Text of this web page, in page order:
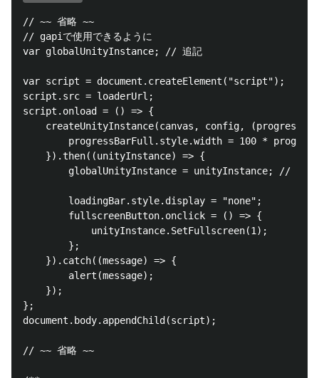
// ~~ 省略 ~~
// gapiで使用できるように
var globalUnityInstance; // 追記
var script = document.createElement("script");
script.src = loaderUrl;
script.onload = () => {
createUnityInstance(canvas, config, (progress)
progressBarFull.style.width = 100 *
    }).then((unityInstance) => {
        globalUnityInstance = unityInstance; // 追記
        loadingBar.style.display = "none";
        fullscreenButton.onclick = () => {
            unityInstance.SetFullscreen(1);
        };
    }).catch((message) => {
        alert(message);
    });
};
document.body.appendChild(script);
// ~~ 省略 ~~